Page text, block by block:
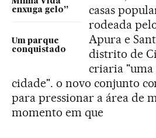
enxuga gelo”
Um parque
conquistado
casas
rodeada
Apura e
distrito de
criaria "uma
cidade". o novo conjunto
para pressionar a área de
momento em que